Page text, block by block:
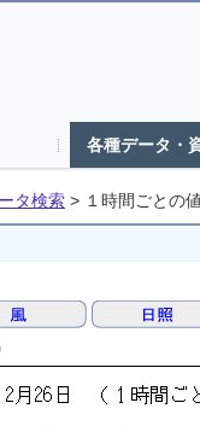
各種データ・
タ検索 > １時間ごとの